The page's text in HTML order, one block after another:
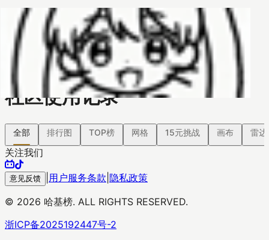
哈基榜
搜索
创建模板
返回模版
社区使用记录
全部 排行图 TOP榜 网格 15元挑战 画布 雷达
关注我们
意见反馈 用户服务条款 隐私政策
© 2026 哈基榜. ALL RIGHTS RESERVED.
浙ICP备2025192447号-2